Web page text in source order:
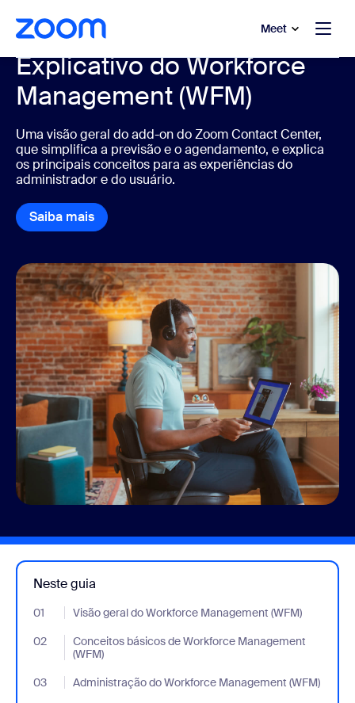
principal
chat de ajuda Meet
Explicativo do Workforce
Management (WFM)
Uma visão geral do add-on do Zoom Contact Center,
que simplifica a previsão e o agendamento, e explica
os principais conceitos para as experiências do
administrador e do usuário.
Saiba mais
Neste guia
01 Visão geral do Workforce Management (WFM)
- Jumplink to Visão geral do Workforce Management (WFM)
02
Conceitos básicos de Workforce Management
(WFM)
- Jumplink to Conceitos básicos de Workforce Management
03 Administração do Workforce Management (WFM)
- Jumplink to Administração do Workforce Management (WFM)